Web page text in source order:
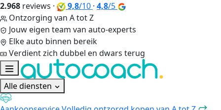
2.968 reviews · 9,8/10 · 4,8/5
Ontzorging van A tot Z
Jouw eigen team van auto-experts
Elke auto binnen bereik
Verdient zich dubbel en dwars terug
Alle diensten